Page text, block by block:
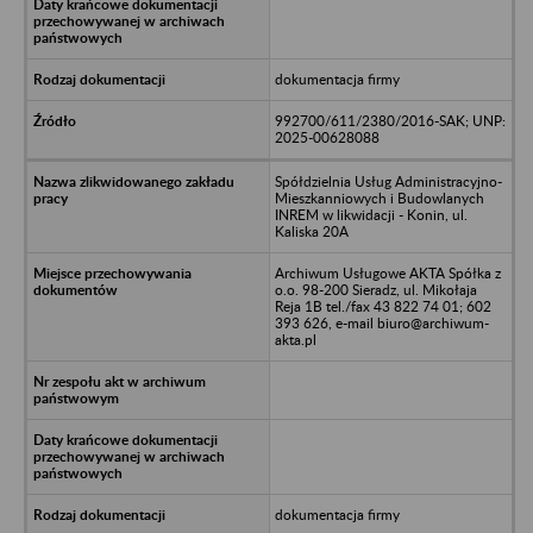
dokumentacja firmy
992700/611/2380/2016-SAK; UNP:
2025-00628088
Spółdzielnia Usług Administracyjno-
Mieszkanniowych i Budowlanych
INREM w likwidacji - Konin, ul.
Kaliska 20A
Archiwum Usługowe AKTA Spółka z
o.o. 98-200 Sieradz, ul. Mikołaja
Reja 1B tel./fax 43 822 74 01; 602
393 626, e-mail biuro@archiwum-
akta.pl
dokumentacja firmy